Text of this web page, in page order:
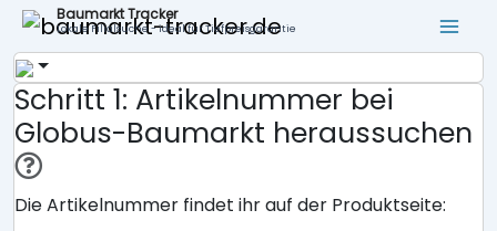
Baumarkt Tracker
Lokale Filialsuche - ideal für Tiefpreisgarantie
Schritt 1: Artikelnummer bei
Globus-Baumarkt heraussuchen
Die Artikelnummer findet ihr auf der Produktseite: